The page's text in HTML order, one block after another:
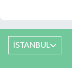
İSTANBUL